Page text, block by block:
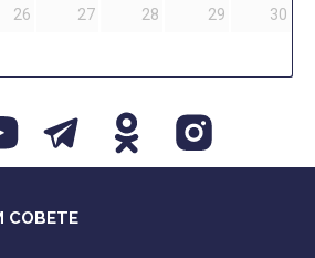
26 27 28 29
30
СОВЕТЕ